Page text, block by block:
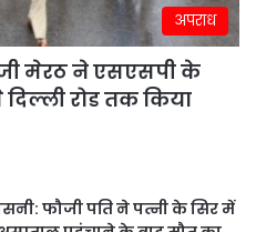
अपराध
मेरठ ने एसएसपी के
रोड तक किया
फौजी पति ने पत्नी के सिर में